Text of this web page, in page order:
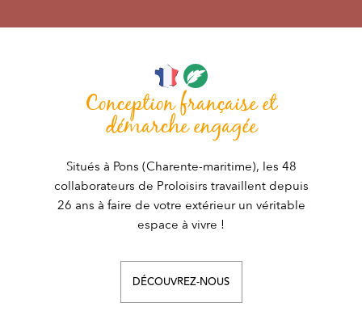
Conception française et
démarche engagée
Situés à Pons (Charente-maritime), les 48
collaborateurs de Proloisirs travaillent depuis
26 ans à faire de votre extérieur un véritable
espace à vivre !
DÉCOUVREZ-NOUS